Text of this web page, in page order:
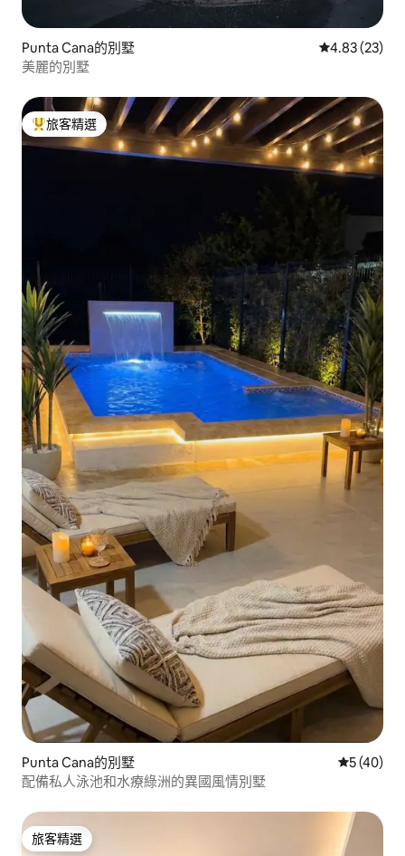
Punta Cana的別墅 從 23 則評價
4.83 (23)
美麗的別墅
旅客精選榜首
旅客精選
Punta Cana的別墅 從 40 則評
5 (40)
配備私人泳池和水療綠洲的異國風情別墅
旅客精選
旅客精選